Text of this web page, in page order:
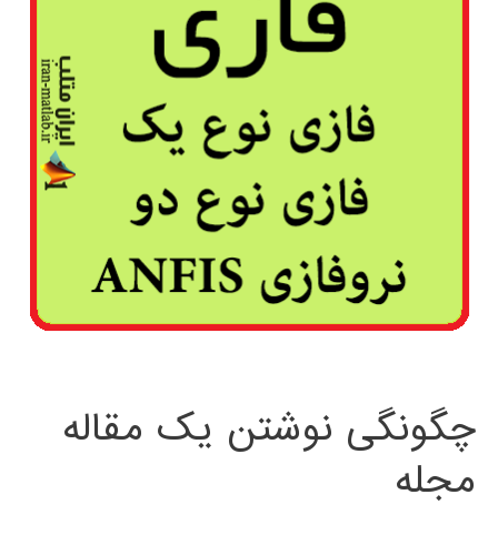
چگونگی نوشتن یک مقاله
مجله